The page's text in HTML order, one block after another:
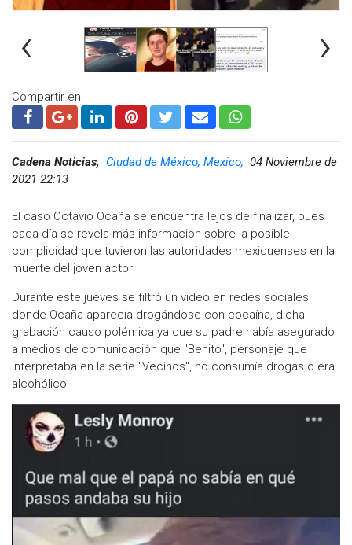
‹ ›
Compartir en:
Cadena Noticias, Ciudad de México, Mexico, 04 Noviembre de
2021 22:13
El caso Octavio Ocaña se encuentra lejos de finalizar, pues
cada día se revela más información sobre la posible
complicidad que tuvieron las autoridades mexiquenses en la
muerte del joven actor
Durante este jueves se filtró un video en redes sociales
donde Ocaña aparecía drogándose con cocaína, dicha
grabación causo polémica ya que su padre había asegurado
a medios de comunicación que "Benito", personaje que
interpretaba en la serie "Vecinos", no consumía drogas o era
alcohólico.